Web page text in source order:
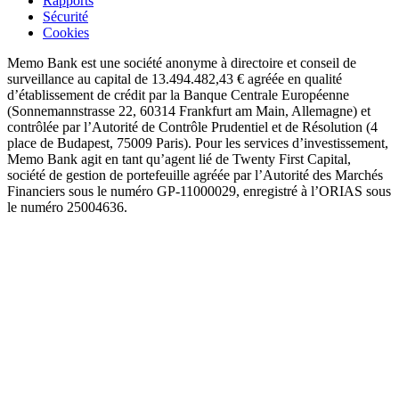
Sécurité
Cookies
Memo Bank est une société anonyme à directoire et conseil de
surveillance au capital de 13.494.482,43 € agréée en qualité
d’établissement de crédit par la Banque Centrale Européenne
(Sonnemannstrasse 22, 60314 Frankfurt am Main, Allemagne) et
contrôlée par l’Autorité de Contrôle Prudentiel et de Résolution (4
place de Budapest, 75009 Paris). Pour les services d’investissement,
Memo Bank agit en tant qu’agent lié de Twenty First Capital,
société de gestion de portefeuille agréée par l’Autorité des Marchés
Financiers sous le numéro GP-11000029, enregistré à l’ORIAS sous
le numéro 25004636.